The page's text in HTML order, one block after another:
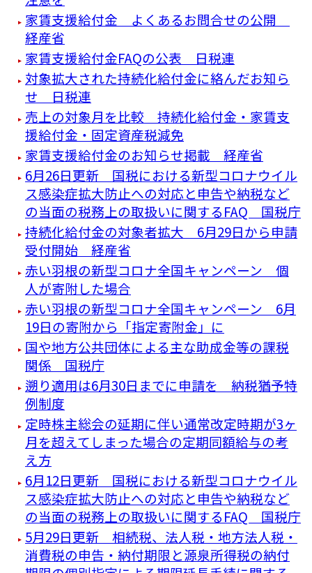
家賃支援給付金 よくあるお問合せの公開
経産省
家賃支援給付金FAQの公表 日税連
対象拡大された持続化給付金に絡んだお知ら
せ 日税連
売上の対象月を比較 持続化給付金・家賃支
援給付金・固定資産税減免
家賃支援給付金のお知らせ掲載 経産省
6月26日更新 国税における新型コロナウイル
ス感染症拡大防止への対応と申告や納税など
の当面の税務上の取扱いに関するFAQ 国税庁
持続化給付金の対象者拡大 6月29日から申請
受付開始 経産省
赤い羽根の新型コロナ全国キャンペーン 個
人が寄附した場合
赤い羽根の新型コロナ全国キャンペーン 6月
19日の寄附から「指定寄附金」に
国や地方公共団体による主な助成金等の課税
関係 国税庁
遡り適用は6月30日までに申請を 納税猶予特
例制度
定時株主総会の延期に伴い通常改定時期が3ヶ
月を超えてしまった場合の定期同額給与の考
え方
6月12日更新 国税における新型コロナウイル
ス感染症拡大防止への対応と申告や納税など
の当面の税務上の取扱いに関するFAQ 国税庁
5月29日更新 相続税、法人税・地方法人税・
消費税の申告・納付期限と源泉所得税の納付